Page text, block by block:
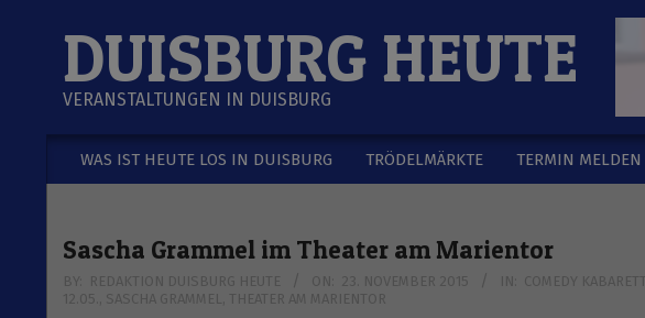
DUISBURG HEUTE
VERANSTALTUNGEN IN DUISBURG
Secondary
WAS IST HEUTE LOS IN DUISBURG TRÖDELMÄRKTE TERMIN MELDEN
Sascha Grammel im Theater am Marientor
BY: REDAKTION DUISBURG HEUTE ON: 23. NOVEMBER 2015 IN: COMEDY KABARETT
12.05.
SASCHA GRAMMEL THEATER AM MARIENTOR